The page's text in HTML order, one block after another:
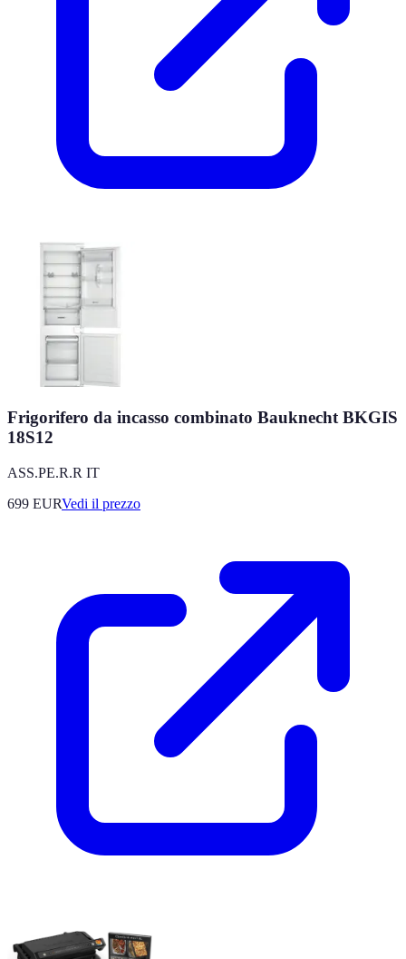
Frigorifero da incasso combinato Bauknecht BKGIS
18S12
ASS.PE.R.R IT
699 EURVedi il prezzo